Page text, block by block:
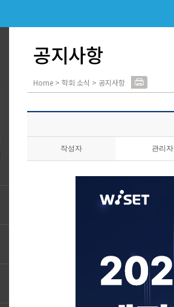
공지사항
Home > 학회 소식 > 공지사항
작성자 관리자